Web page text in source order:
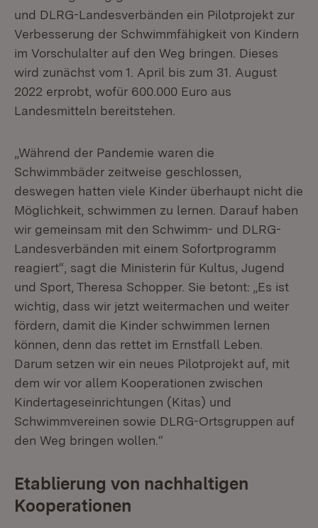
und DLRG-Landesverbänden ein Pilotprojekt zur
Verbesserung der Schwimmfähigkeit von Kindern
im Vorschulalter auf den Weg bringen. Dieses
wird zunächst vom 1. April bis zum 31. August
2022 erprobt, wofür 600.000 Euro aus
Landesmitteln bereitstehen.
„Während der Pandemie waren die
Schwimmbäder zeitweise geschlossen,
deswegen hatten viele Kinder überhaupt nicht die
Möglichkeit, schwimmen zu lernen. Darauf haben
wir gemeinsam mit den Schwimm- und DLRG-
Landesverbänden mit einem Sofortprogramm
reagiert“, sagt die Ministerin für Kultus, Jugend
und Sport, Theresa Schopper. Sie betont: „Es ist
wichtig, dass wir jetzt weitermachen und weiter
fördern, damit die Kinder schwimmen lernen
können, denn das rettet im Ernstfall Leben.
Darum setzen wir ein neues Pilotprojekt auf, mit
dem wir vor allem Kooperationen zwischen
Kindertageseinrichtungen (Kitas) und
Schwimmvereinen sowie DLRG-Ortsgruppen auf
den Weg bringen wollen.“
Etablierung von nachhaltigen
Kooperationen